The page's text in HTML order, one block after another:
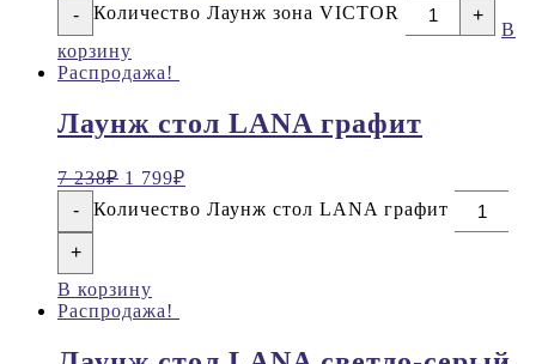
-
Количество Лаунж зона VICTOR +
В
корзину
Распродажа!
Лаунж стол LANA графит
7 238₽ 1 799₽
-
Количество Лаунж стол LANA графит
+
В корзину
Распродажа!